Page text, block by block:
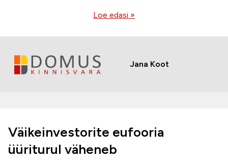
Loe edasi »
Jana Koot
Väikeinvestorite eufooria
üüriturul väheneb